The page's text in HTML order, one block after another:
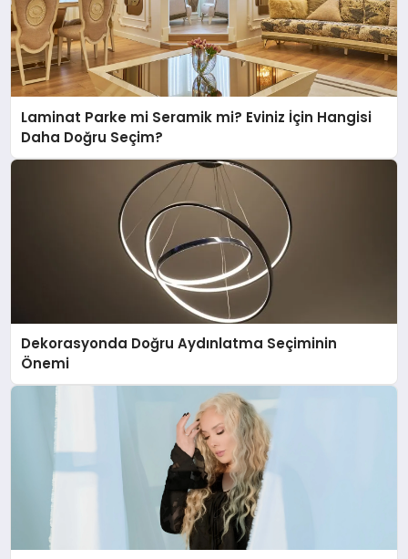
Laminat Parke mi Seramik mi? Eviniz İçin Hangisi
Daha Doğru Seçim?
Dekorasyonda Doğru Aydınlatma Seçiminin
Önemi